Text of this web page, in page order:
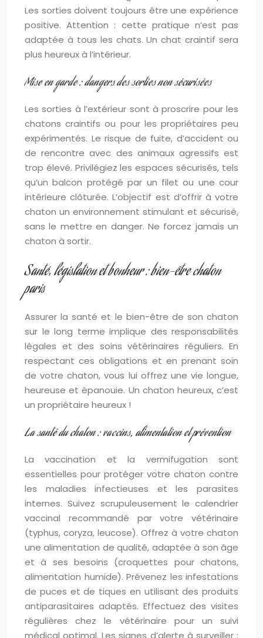
Les sorties doivent toujours être une expérience
positive. Attention : cette pratique n’est pas
adaptée à tous les chats. Un chat craintif sera
plus heureux à l’intérieur.
Mise en garde : dangers des sorties non sécurisées
Les sorties à l’extérieur sont à proscrire pour les
chatons craintifs ou pour les propriétaires peu
expérimentés. Le risque de fuite, d’accident ou
de rencontre avec des animaux agressifs est
trop élevé. Privilégiez les espaces sécurisés, tels
qu’un balcon protégé par un filet ou une cour
intérieure clôturée. L’objectif est d’offrir à votre
chaton un environnement stimulant et sécurisé,
sans le mettre en danger. Ne forcez jamais un
chaton à sortir.
Santé, législation et bonheur : bien-être chaton
paris
Assurer la santé et le bien-être de son chaton
sur le long terme implique des responsabilités
légales et des soins vétérinaires réguliers. En
respectant ces obligations et en prenant soin
de votre chaton, vous lui offrez une vie longue,
heureuse et épanouie. Un chaton heureux, c’est
un propriétaire heureux !
La santé du chaton : vaccins, alimentation et prévention
La vaccination et la vermifugation sont
essentielles pour protéger votre chaton contre
les maladies infectieuses et les parasites
internes. Suivez scrupuleusement le calendrier
vaccinal recommandé par votre vétérinaire
(typhus, coryza, leucose). Offrez à votre chaton
une alimentation de qualité, adaptée à son âge
et à ses besoins (croquettes pour chatons,
alimentation humide). Prévenez les infestations
de puces et de tiques en utilisant des produits
antiparasitaires adaptés. Effectuez des visites
régulières chez le vétérinaire pour un suivi
médical optimal. Les signes d’alerte à surveiller :